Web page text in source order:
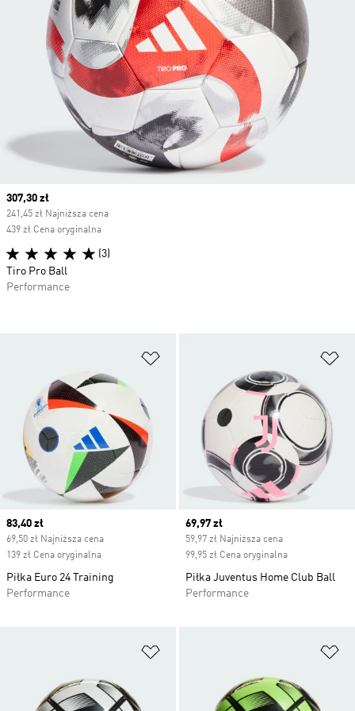
Current price
83,40 zł
69,50 zł Najniższa cena
139 zł Cena oryginalna
Piłka Euro 24 Training
Performance
Current price
69,97 zł
59,97 zł Najniższa cena
99,95 zł Cena oryginalna
Piłka Juventus Home Club Ball
Performance
Current price
307,30 zł
241,45 zł Najniższa cena
439 zł Cena oryginalna
(3)
Tiro Pro Ball
Performance